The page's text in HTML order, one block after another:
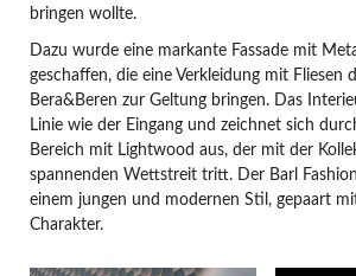
bringen wollte.
Dazu wurde eine markante Fassade mit
geschaffen, die eine Verkleidung mit Fliesen
Bera&Beren zur Geltung bringen. Das
Linie wie der Eingang und zeichnet sich
Bereich mit Lightwood aus, der mit der
spannenden Wettstreit tritt. Der Barl
einem jungen und modernen Stil, gepaart
Charakter.